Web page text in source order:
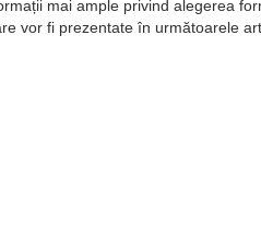
mai ample privind alegerea
vor fi prezentate în următoarele